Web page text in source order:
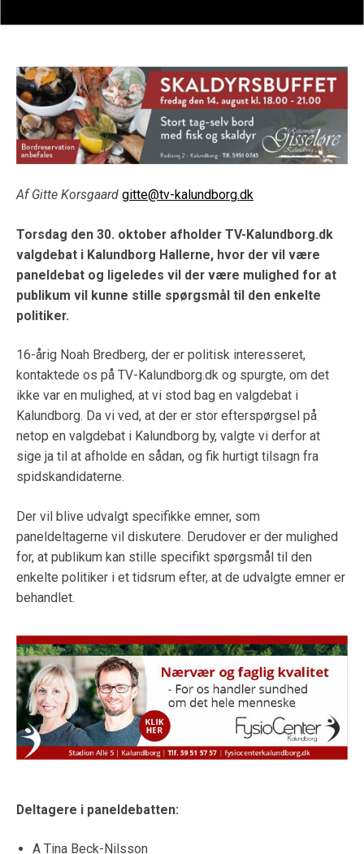
Af Gitte Korsgaard gitte@tv-kalundborg.dk
Torsdag den 30. oktober afholder TV-Kalundborg.dk
valgdebat i Kalundborg Hallerne, hvor der vil være
paneldebat og ligeledes vil der være mulighed for at
publikum vil kunne stille spørgsmål til den enkelte
politiker.
16-årig Noah Bredberg, der er politisk interesseret,
kontaktede os på TV-Kalundborg.dk og spurgte, om det
ikke var en mulighed, at vi stod bag en valgdebat i
Kalundborg. Da vi ved, at der er stor efterspørgsel på
netop en valgdebat i Kalundborg by, valgte vi derfor at
sige ja til at afholde en sådan, og fik hurtigt tilsagn fra
spidskandidaterne.
Der vil blive udvalgt specifikke emner, som
paneldeltagerne vil diskutere. Derudover er der mulighed
for, at publikum kan stille specifikt spørgsmål til den
enkelte politiker i et tidsrum efter, at de udvalgte emner er
behandlet.
Deltagere i paneldebatten:
A Tina Beck-Nilsson